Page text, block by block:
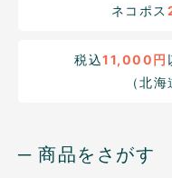
ネコポス
税込11,000円
（北
─ 商品をさがす